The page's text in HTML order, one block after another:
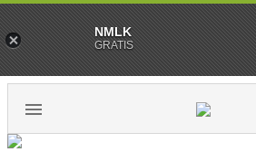
NMLK
GRATIS